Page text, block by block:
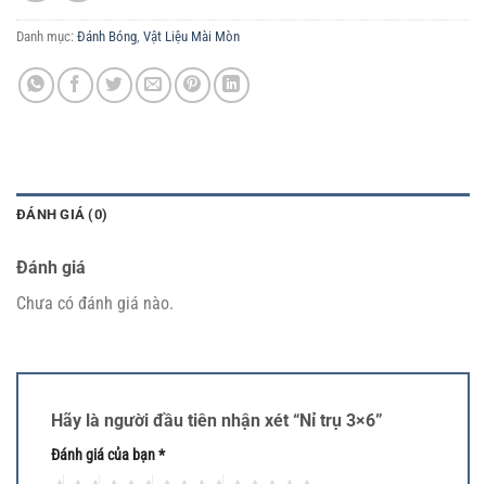
Danh mục: Đánh Bóng, Vật Liệu Mài Mòn
ĐÁNH GIÁ (0)
Đánh giá
Chưa có đánh giá nào.
Hãy là người đầu tiên nhận xét “Nỉ trụ 3×6”
Đánh giá của bạn*